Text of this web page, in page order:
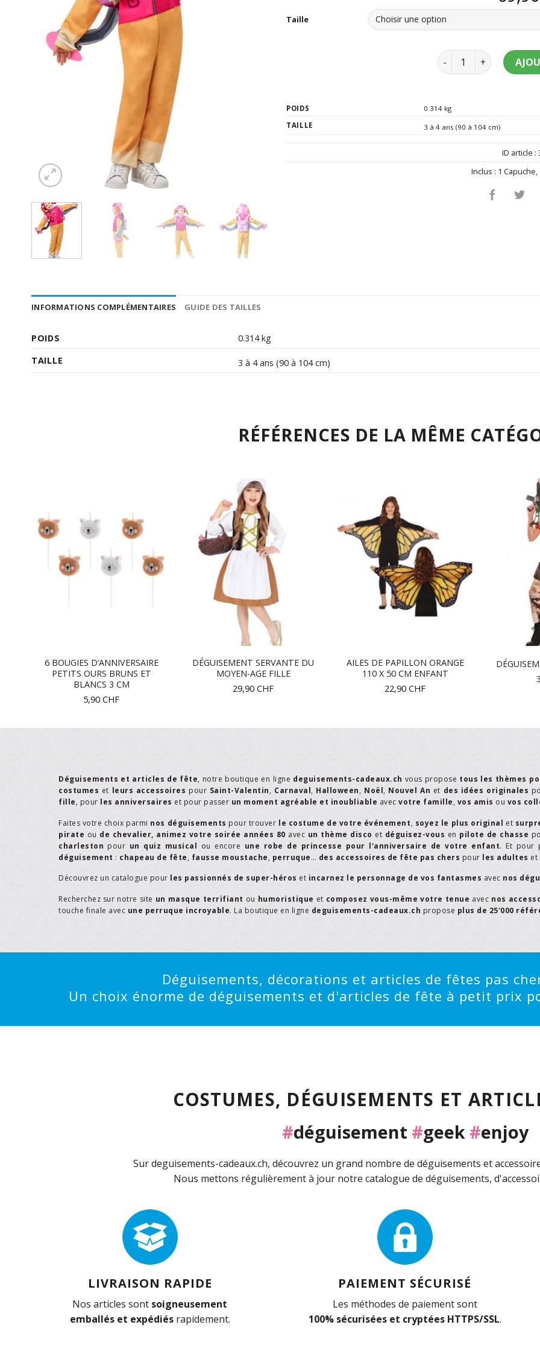
Taille
quantité de
POIDS
0.314 kg
TAILLE
3 à 4 ans (90 à 104 cm)
ID article :
Inclus : 1 Capuche,
INFORMATIONS COMPLÉMENTAIRES GUIDE DES TAILLES
POIDS
0.314 kg
TAILLE
3 à 4 ans (90 à 104 cm)
RÉFÉRENCES DE LA MÊME
6 BOUGIES D’ANNIVERSAIRE
PETITS OURS BRUNS ET
BLANCS 3 CM
5,90 CHF
DÉGUISEMENT SERVANTE DU
MOYEN-AGE FILLE
29,90 CHF
AILES DE PAPILLON ORANGE
110 X 50 CM ENFANT
22,90 CHF
Déguisements et articles de fête, notre boutique en ligne deguisements-cadeaux.ch vous propose tous les thèmes
costumes et leurs accessoires pour Saint-Valentin, Carnaval, Halloween, Noël, Nouvel An et des idées originales
fille, pour les anniversaires et pour passer un moment agréable et inoubliable avec votre famille, vos amis ou vos
Faites votre choix parmi nos déguisements pour trouver le costume de votre événement, soyez le plus original et
pirate ou de chevalier, animez votre soirée années 80 avec un thème disco et déguisez-vous en pilote de chasse
charleston pour un quiz musical ou encore une robe de princesse pour l'anniversaire de votre enfant. Et pour
déguisement : chapeau de fête, fausse moustache, perruque… des accessoires de fête pas chers pour les adultes et
Découvrez un catalogue pour les passionnés de super-héros et incarnez le personnage de vos fantasmes avec nos
Recherchez sur notre site un masque terrifiant ou humoristique et composez vous-même votre tenue avec nos
touche finale avec une perruque incroyable. La boutique en ligne deguisements-cadeaux.ch propose plus de 25'000
Déguisements, décorations et articles de fêtes pas
Un choix énorme de déguisements et d'articles de fête à petit prix
COSTUMES, DÉGUISEMENTS ET
#déguisement #geek #enjoy
Sur deguisements-cadeaux.ch, découvrez un grand nombre de déguisements et
Nous mettons régulièrement à jour notre catalogue de déguisements,
LIVRAISON RAPIDE
Nos articles sont soigneusement
emballés et expédiésrapidement.
PAIEMENT SÉCURISÉ
Les méthodes de paiement sont
100% sécurisées et cryptées HTTPS/SSL.